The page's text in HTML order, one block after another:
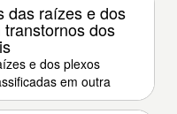
das raízes e dos
dos
e dos plexos
em outra